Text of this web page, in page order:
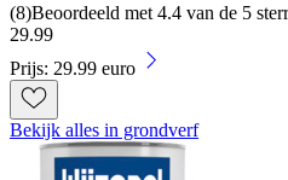
(8)Beoordeeld met 4.4 van de 5
29.99
Prijs: 29.99 euro
Bekijk alles in grondverf